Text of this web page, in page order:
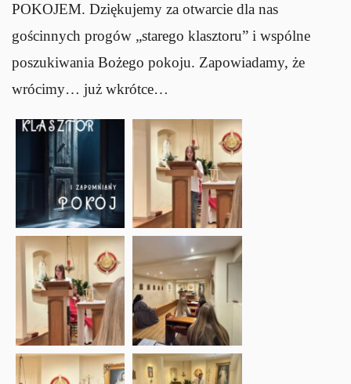
POKOJEM. Dziękujemy za otwarcie dla nas
gościnnych progów „starego klasztoru” i wspólne
poszukiwania Bożego pokoju. Zapowiadamy, że
wrócimy… już wkrótce…